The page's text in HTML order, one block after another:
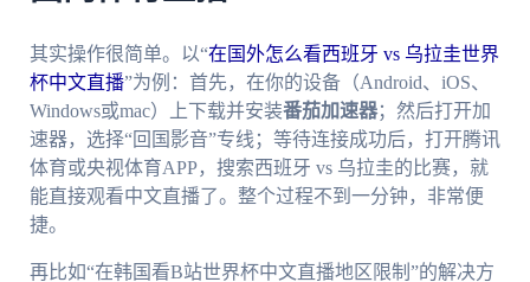
其实操作很简单。以“在国外怎么看西班牙 vs 乌拉圭世界
杯中文直播”为例：首先，在你的设备（Android、iOS、
Windows或mac）上下载并安装番茄加速器；然后打开加
速器，选择“回国影音”专线；等待连接成功后，打开腾讯
体育或央视体育APP，搜索西班牙 vs 乌拉圭的比赛，就
能直接观看中文直播了。整个过程不到一分钟，非常便
捷。
再比如“在韩国看B站世界杯中文直播地区限制”的解决方